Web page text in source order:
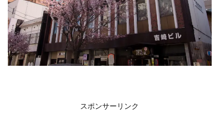
スポンサーリンク